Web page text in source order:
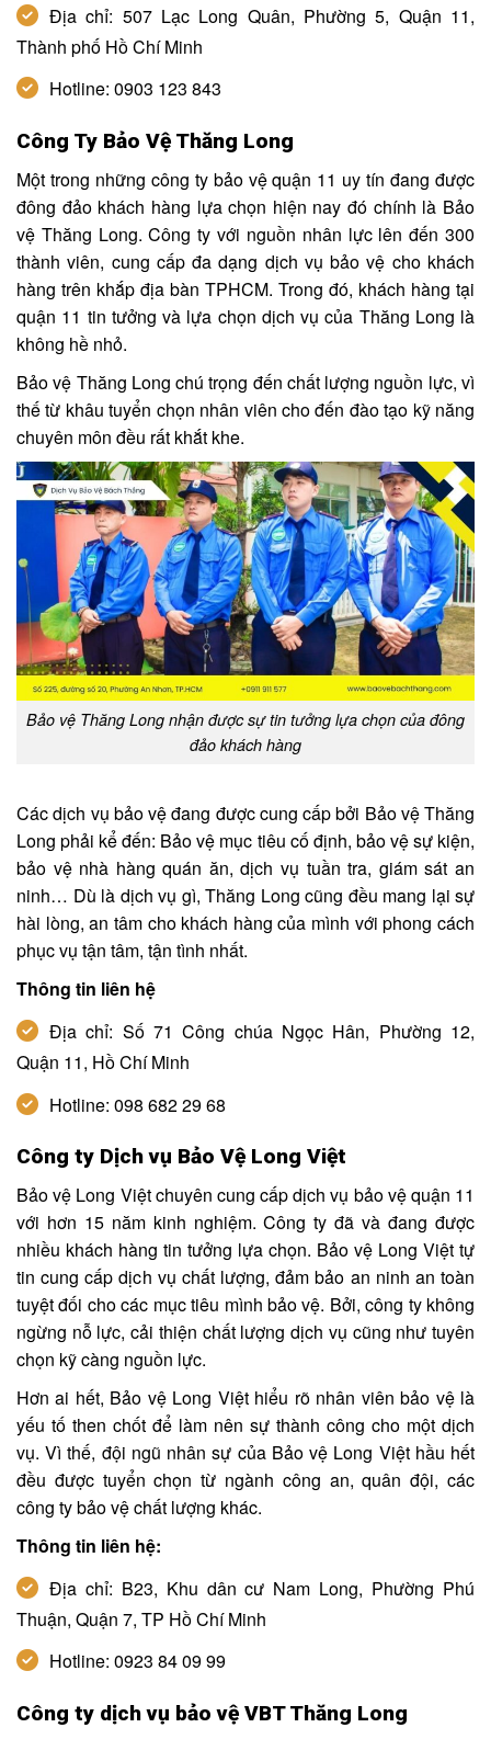
Địa chỉ: 507 Lạc Long Quân, Phường 5, Quận 11,
Thành phố Hồ Chí Minh
Hotline: 0903 123 843
Công Ty Bảo Vệ Thăng Long
Một trong những công ty bảo vệ quận 11 uy tín đang được
đông đảo khách hàng lựa chọn hiện nay đó chính là Bảo
vệ Thăng Long. Công ty với nguồn nhân lực lên đến 300
thành viên, cung cấp đa dạng dịch vụ bảo vệ cho khách
hàng trên khắp địa bàn TPHCM. Trong đó, khách hàng tại
quận 11 tin tưởng và lựa chọn dịch vụ của Thăng Long là
không hề nhỏ.
Bảo vệ Thăng Long chú trọng đến chất lượng nguồn lực, vì
thế từ khâu tuyển chọn nhân viên cho đến đào tạo kỹ năng
chuyên môn đều rất khắt khe.
Bảo vệ Thăng Long nhận được sự tin tưởng lựa chọn của đông
đảo khách hàng
Các dịch vụ bảo vệ đang được cung cấp bởi Bảo vệ Thăng
Long phải kể đến: Bảo vệ mục tiêu cố định, bảo vệ sự kiện,
bảo vệ nhà hàng quán ăn, dịch vụ tuần tra, giám sát an
ninh… Dù là dịch vụ gì, Thăng Long cũng đều mang lại sự
hài lòng, an tâm cho khách hàng của mình với phong cách
phục vụ tận tâm, tận tình nhất.
Thông tin liên hệ
Địa chỉ: Số 71 Công chúa Ngọc Hân, Phường 12,
Quận 11, Hồ Chí Minh
Hotline: 098 682 29 68
Công ty Dịch vụ Bảo Vệ Long Việt
Bảo vệ Long Việt chuyên cung cấp dịch vụ bảo vệ quận 11
với hơn 15 năm kinh nghiệm. Công ty đã và đang được
nhiều khách hàng tin tưởng lựa chọn. Bảo vệ Long Việt tự
tin cung cấp dịch vụ chất lượng, đảm bảo an ninh an toàn
tuyệt đối cho các mục tiêu mình bảo vệ. Bởi, công ty không
ngừng nỗ lực, cải thiện chất lượng dịch vụ cũng như tuyên
chọn kỹ càng nguồn lực.
Hơn ai hết, Bảo vệ Long Việt hiểu rõ nhân viên bảo vệ là
yếu tố then chốt để làm nên sự thành công cho một dịch
vụ. Vì thế, đội ngũ nhân sự của Bảo vệ Long Việt hầu hết
đều được tuyển chọn từ ngành công an, quân đội, các
công ty bảo vệ chất lượng khác.
Thông tin liên hệ:
Địa chỉ: B23, Khu dân cư Nam Long, Phường Phú
Thuận, Quận 7, TP Hồ Chí Minh
Hotline: 0923 84 09 99
Công ty dịch vụ bảo vệ VBT Thăng Long